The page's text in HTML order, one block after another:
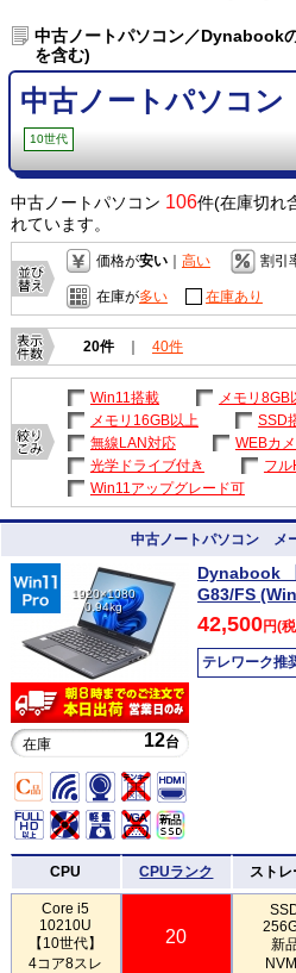
中古ノートパソコン／Dynabook
を含む)
中古ノートパソコ
10世代
中古ノートパソコン 106件(在庫切れ
れています。
価格が安い｜ 高い 割引
在庫が多い 在庫あり
20件 ｜ 40件
Win11搭載
メモリ8GB
メモリ16GB以上
SSD
無線LAN対応
WEBカ
光学ドライブ付き
フル
Win11アップグレード可
中古ノートパソコン メ
1920×1080
0.94kg
在庫 12台
Dynabook
G83/FS
42,500円(
テレワーク推
CPU CPUランク スト
Core i5
10210U
【10世代】
4コア8スレ
20
新